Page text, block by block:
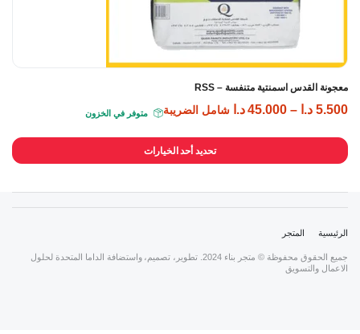
معجونة القدس اسمنتية متنفسة – RSS
5.500 د.ا –
45.000 د.ا شامل الضريبة متوفر في الخزون
تحديد أحد الخيارات
الرئيسية المتجر
جميع الحقوق محفوظة © متجر بناء 2024. تطوير، تصميم، واستضافة الداما المتحدة لحلول
الاعمال والتسويق